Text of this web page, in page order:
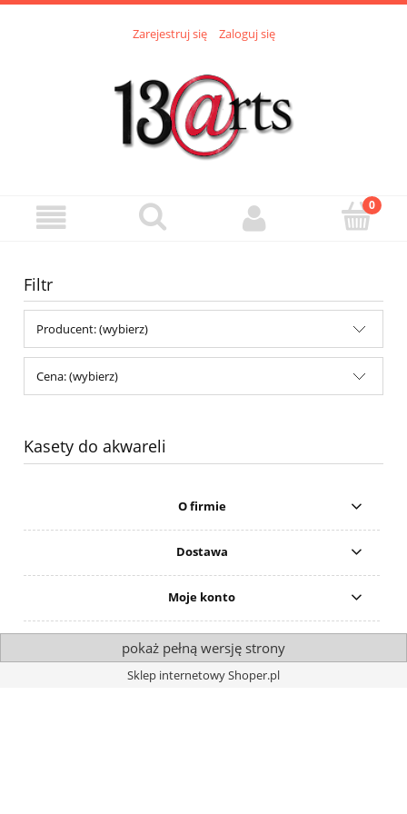
Zarejestruj się Zaloguj się
Filtr
Producent: (wybierz)
Cena: (wybierz)
Kasety do akwareli
O firmie
Dostawa
Moje konto
pokaż pełną wersję strony
Sklep internetowy Shoper.pl